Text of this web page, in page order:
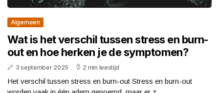
Algemeen
Wat is het verschil tussen stress en burn-
out en hoe herken je de symptomen?
3 september 2025 2 min leestijd
Het verschil tussen stress en burn-out Stress en burn-out